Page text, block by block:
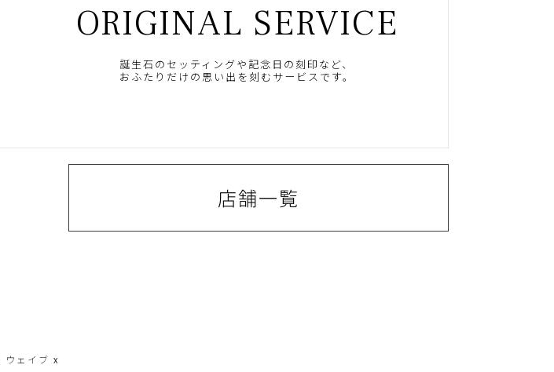
ORIGINAL SERVICE
誕生石のセッティングや記念日の刻印など、
おふたりだけの思い出を刻むサービスです。
店舗一覧
ウェイブ x